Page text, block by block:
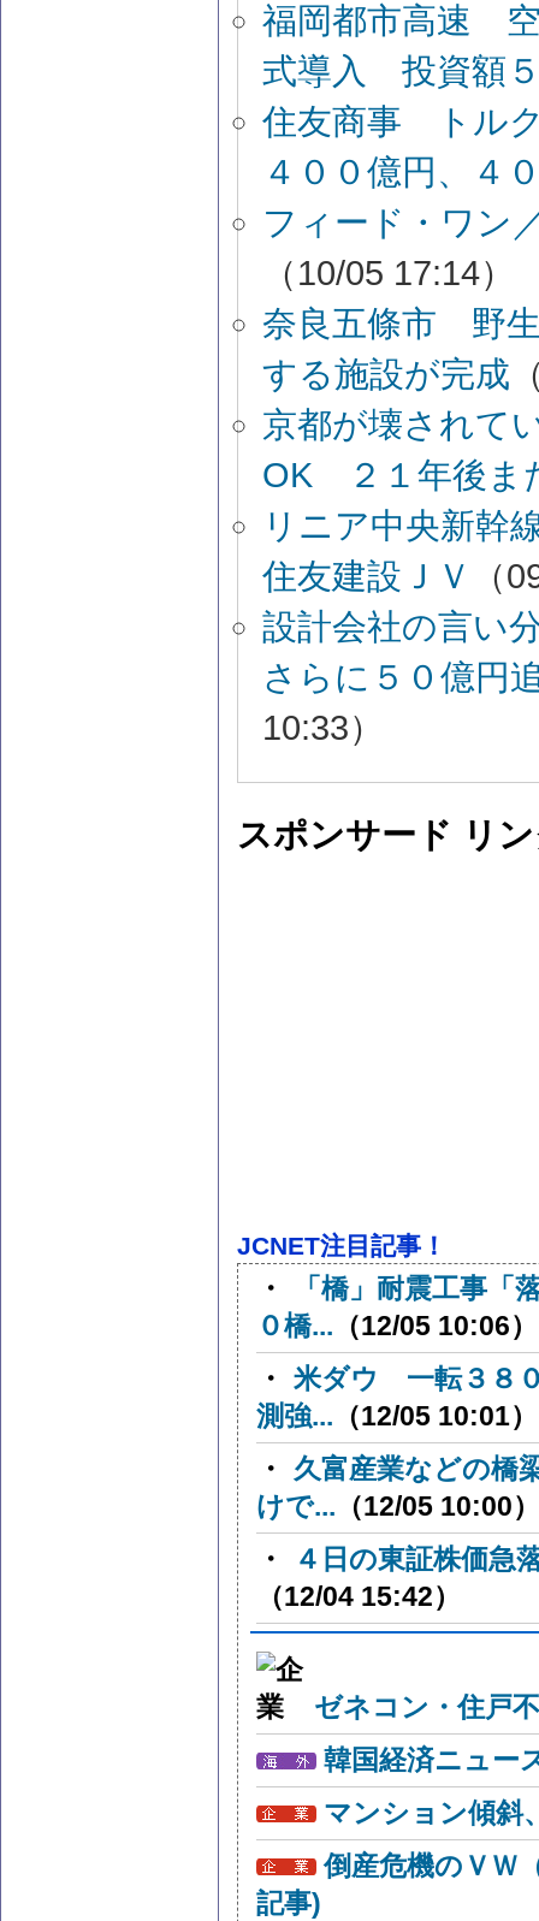
福岡都市高速
式導入 投資額
住友商事 トル
４００億円、４
フィード・ワン
（10/05 17:14）
奈良五條市 野
する施設が完成
京都が壊されて
OK ２１年後ま
リニア中央新幹
住友建設ＪＶ
（
設計会社の言い
さらに５０億円
10:33）
スポンサード リ
JCNET注目記事！
・
「橋」耐震工事
０橋... （12/05 10:06）
・ 米ダウ 一転３８
測強... （12/05 10:01）
・
久富産業などの橋
けで... （12/05 10:00）
・
４日の東証株価
（12/04 15:42）
ゼネコン・住戸
韓国経済ニュー
マンション傾斜
倒産危機のＶＷ
記事)